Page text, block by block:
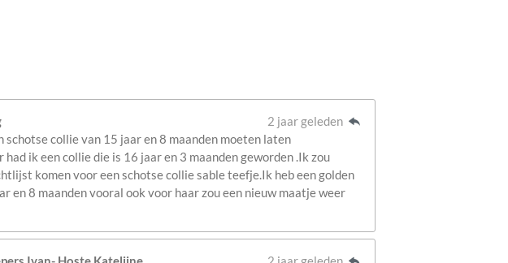
2 jaar geleden
schotse collie van 15 jaar en 8 maanden moeten laten
had ik een collie die is 16 jaar en 3 maanden geworden .Ik zou
komen voor een schotse collie sable teefje.Ik heb een golden
en 8 maanden vooral ook voor haar zou een nieuw maatje weer